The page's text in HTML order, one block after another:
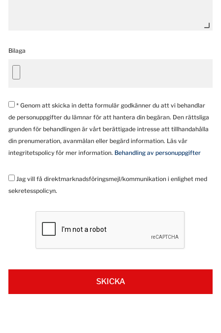
Bilaga
* Genom att skicka in detta formulär godkänner du att vi behandlar
de personuppgifter du lämnar för att hantera din begäran. Den rättsliga
grunden för behandlingen är vårt berättigade intresse att tillhandahålla
din prenumeration, avanmälan eller begärd information. Läs vår
integritetspolicy för mer information. Behandling av personuppgifter
Jag vill få direktmarknadsföringsmejl/kommunikation i enlighet med
sekretesspolicyn.